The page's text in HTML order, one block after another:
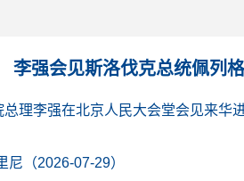
李强会见斯洛伐克总统佩列
理李强在北京人民大会堂会见来华
（2026-07-29）